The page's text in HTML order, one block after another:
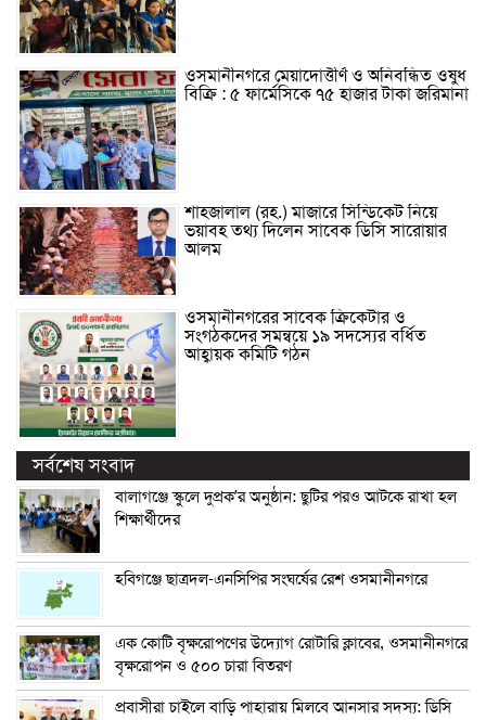
ওসমানীনগরে মেয়াদোত্তীর্ণ ও অনিবন্ধিত ওষুধ
বিক্রি : ৫ ফার্মেসিকে ৭৫ হাজার টাকা জরিমানা
শাহজালাল (রহ.) মাজারে সিন্ডিকেট নিয়ে
ভয়াবহ তথ্য দিলেন সাবেক ডিসি সারোয়ার
আলম
ওসমানীনগরের সাবেক ক্রিকেটার ও
সংগঠকদের সমন্বয়ে ১৯ সদস্যের বর্ধিত
আহ্বায়ক কমিটি গঠন
সর্বশেষ সংবাদ
বালাগঞ্জে স্কুলে দুপ্রক’র অনুষ্ঠান: ছুটির পরও আটকে রাখা হল
শিক্ষার্থীদের
হবিগঞ্জে ছাত্রদল-এনসিপির সংঘর্ষের রেশ ওসমানীনগরে
এক কোটি বৃক্ষরোপণের উদ্যোগ রোটারি ক্লাবের, ওসমানীনগরে
বৃক্ষরোপন ও ৫০০ চারা বিতরণ
প্রবাসীরা চাইলে বাড়ি পাহারায় মিলবে আনসার সদস্য: ডিসি